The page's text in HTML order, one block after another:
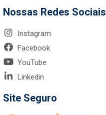
Nossas Redes Sociais
Instagram
Facebook
YouTube
Linkedin
Site Seguro